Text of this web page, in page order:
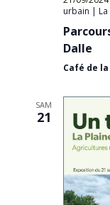
urbain | La
Dalle
Café de
SAM
21